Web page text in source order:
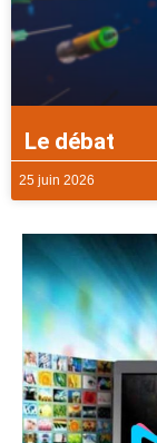
Le débat
25 juin 2026